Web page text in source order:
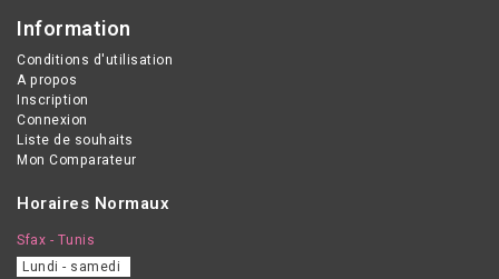
Information
Conditions d'utilisation
A propos
Inscription
Connexion
Liste de souhaits
Mon Comparateur
Horaires Normaux
Sfax - Tunis
Lundi - samedi